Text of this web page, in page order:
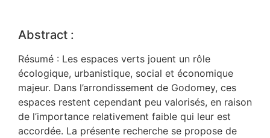
Abstract :
Résumé : Les espaces verts jouent un rôle
écologique, urbanistique, social et économique
majeur. Dans l’arrondissement de Godomey, ces
espaces restent cependant peu valorisés, en raison
de l’importance relativement faible qui leur est
accordée. La présente recherche se propose de